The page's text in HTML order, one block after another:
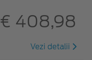
€ 408,98
Vezi detalii